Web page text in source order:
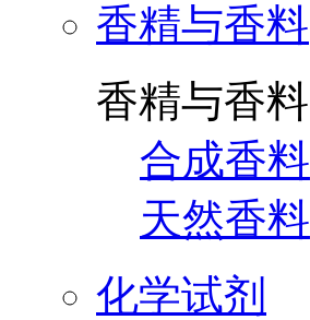
香精与香料
香精与香料
合成香料
天然香料
化学试剂